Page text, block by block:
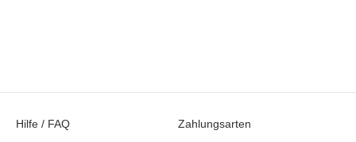
Hilfe / FAQ Zahlungsarten